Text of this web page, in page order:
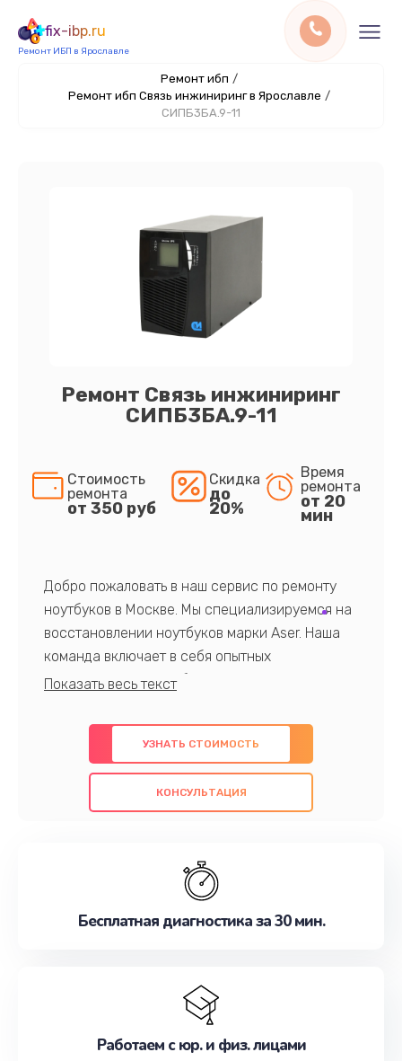
fix-ibp.ru
Ремонт ИБП в Ярославле
Ремонт ибп /
Ремонт ибп Связь инжиниринг в Ярославле /
СИПБ3БА.9-11
Ремонт Связь инжиниринг
СИПБ3БА.9-11
Стоимость
ремонта
от 350 руб
Скидка
до
20%
Время
ремонта
от 20
мин
Добро пожаловать в наш сервис по ремонту
ноутбуков в Москве. Мы специализируемся на
восстановлении ноутбуков марки Aser. Наша
команда включает в себя опытных
профессионалов с обширными знаниями и
предлагаем быстрый и качественный ремонт с
использованием оригинальных компонентов, а
также гарантируем качество всех
проведенных работ. Наша цель - предоставить
наилучшим образом. Не медлите записаться на
УЗНАТЬ СТОИМОСТЬ
КОНСУЛЬТАЦИЯ
Бесплатная диагностика за 30 мин.
Работаем с юр. и физ. лицами